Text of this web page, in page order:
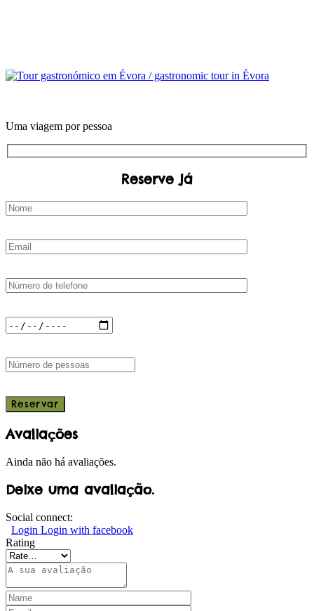
Uma viagem por pessoa
Reserve já
Avaliações
Ainda não há avaliações.
Deixe uma avaliação.
Social connect:
Login Login with facebook
Rating